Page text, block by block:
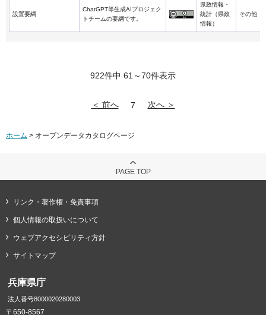
設置要綱
ChatGPT等生成AIプロジェク
トチームの要綱です。
県政情報・
統計（県政
情報）
その他
922件中 61～70件表示
＜ 前へ 7 次へ ＞
ホーム > オープンデータカタログページ
PAGE TOP
リンク・著作権・免責事項
個人情報の取扱いについて
ウェブアクセシビリティ方針
サイトマップ
兵庫県庁
法人番号8000020280003
〒650-8567